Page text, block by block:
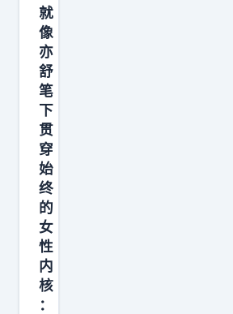
，
2
4
买
了
一
杯
馥
芮
白
两
杯
焦
糖
就
像
亦
舒
笔
下
贯
穿
始
终
的
女
性
内
核
：